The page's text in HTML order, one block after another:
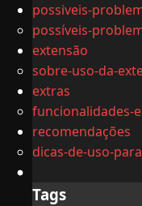
possiveis-
possíveis-
extensão
sobre-uso-da-
extras
funcionalidades-
recomendações
dicas-de-uso-
Tags